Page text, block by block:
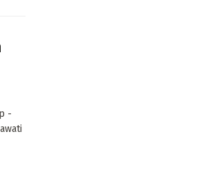
-